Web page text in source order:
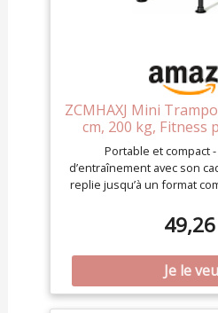
ZCMHAXJ Mini
cm, 200 kg, Fitness
Portable et compact
d’entraînement avec son
replie jusqu’à un format
Facile à ranger : il suffit
derrière le canapé, ou
et le placard. (Veuillez
trampoline avant de le
200 kg - Le trampoline
robuste capacité de poids